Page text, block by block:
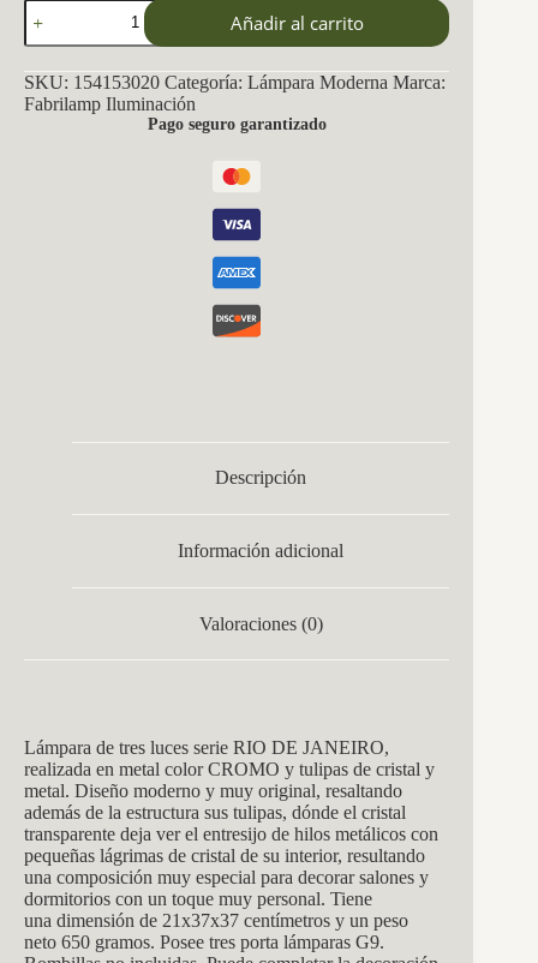
Lampara
Rio
De
Janeiro
3xg9
Cromo
Añadir al carrito
SKU: 154153020 Categoría: Lámpara Moderna Marca:
Fabrilamp Iluminación
Pago seguro garantizado
Descripción
Información adicional
Valoraciones (0)
Lámpara de tres luces serie RIO DE JANEIRO,
realizada en metal color CROMO y tulipas de cristal y
metal. Diseño moderno y muy original, resaltando
además de la estructura sus tulipas, dónde el cristal
transparente deja ver el entresijo de hilos metálicos con
pequeñas lágrimas de cristal de su interior, resultando
una composición muy especial para decorar salones y
dormitorios con un toque muy personal. Tiene
una dimensión de 21x37x37 centímetros y un peso
neto 650 gramos. Posee tres porta lámparas G9.